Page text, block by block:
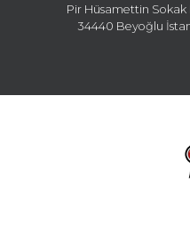
Pir Hüsamettin Sokak
34440 Beyoğlu